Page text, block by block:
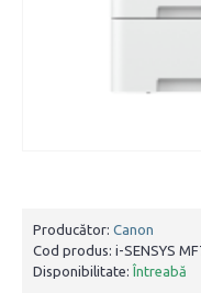
Producător: Canon
Cod produs: i-SENSYS
Disponibilitate: Întreabă